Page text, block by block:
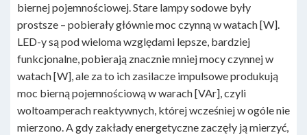
biernej pojemnościowej. Stare lampy sodowe były
prostsze – pobierały głównie moc czynną w watach [W].
LED-y są pod wieloma względami lepsze, bardziej
funkcjonalne, pobierają znacznie mniej mocy czynnej w
watach [W], ale za to ich zasilacze impulsowe produkują
moc bierną pojemnościową w warach [VAr], czyli
woltoamperach reaktywnych, której wcześniej w ogóle nie
mierzono. A gdy zakłady energetyczne zaczęły ją mierzyć,